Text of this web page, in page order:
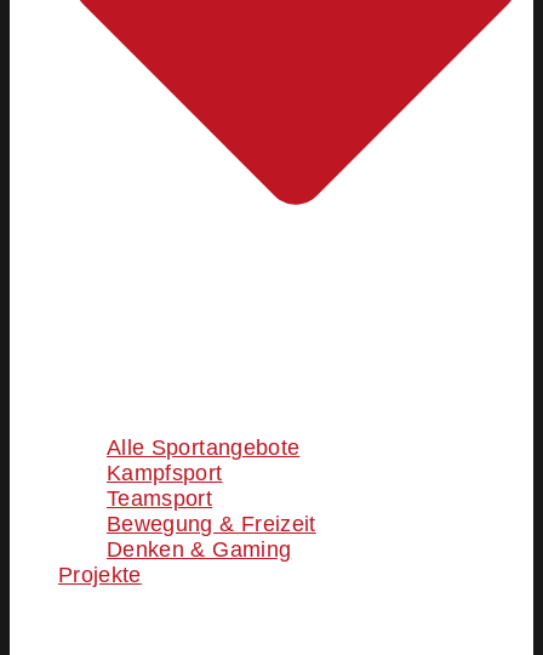
Alle Sportangebote
Kampfsport
Teamsport
Bewegung & Freizeit
Denken & Gaming
Projekte